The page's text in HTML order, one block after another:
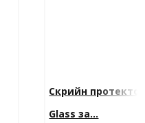
Скрийн
Glass за...